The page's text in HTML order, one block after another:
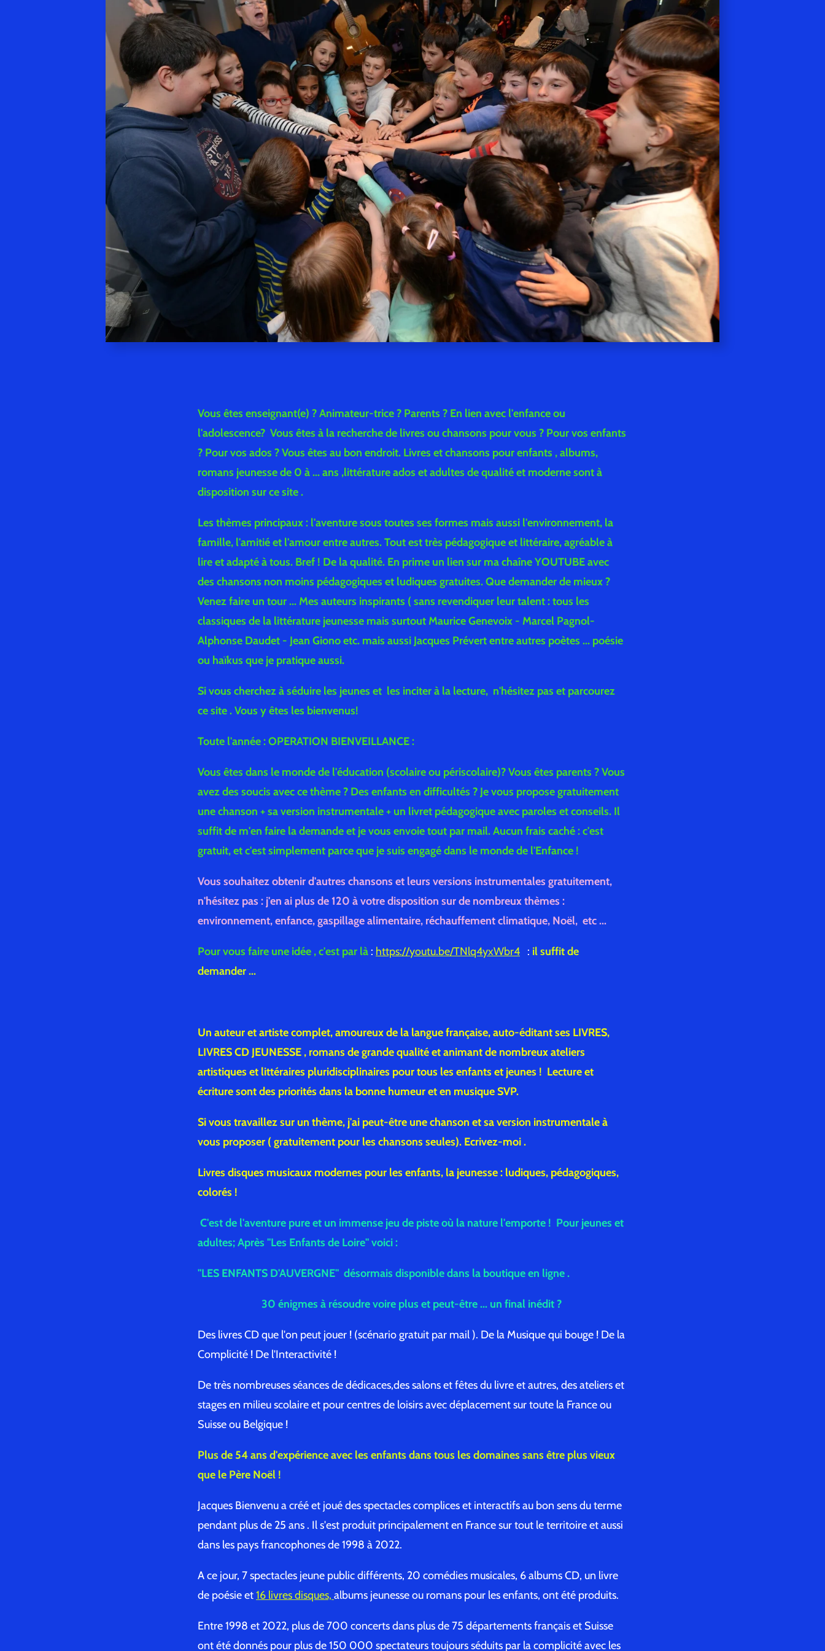
Vous êtes enseignant(e) ? Animateur-trice ? Parents ? En lien avec l'enfance ou
l'adolescence? Vous êtes à la recherche de livres ou chansons pour vous ? Pour vos enfants
? Pour vos ados ? Vous êtes au bon endroit. Livres et chansons pour enfants , albums,
romans jeunesse de 0 à ... ans ,littérature ados et adultes de qualité et moderne sont à
disposition sur ce site .
Les thèmes principaux : l'aventure sous toutes ses formes mais aussi l'environnement, la
famille, l'amitié et l'amour entre autres. Tout est très pédagogique et littéraire, agréable à
lire et adapté à tous. Bref ! De la qualité. En prime un lien sur ma chaîne YOUTUBE avec
des chansons non moins pédagogiques et ludiques gratuites. Que demander de mieux ?
Venez faire un tour ... Mes auteurs inspirants ( sans revendiquer leur talent : tous les
classiques de la littérature jeunesse mais surtout Maurice Genevoix - Marcel Pagnol-
Alphonse Daudet - Jean Giono etc. mais aussi Jacques Prévert entre autres poètes ... poésie
ou haïkus que je pratique aussi.
Si vous cherchez à séduire les jeunes et les inciter à la lecture, n'hésitez pas et parcourez
ce site . Vous y êtes les bienvenus!
Toute l'année : OPERATION BIENVEILLANCE :
Vous êtes dans le monde de l'éducation (scolaire ou périscolaire)? Vous êtes parents ? Vous
avez des soucis avec ce thème ? Des enfants en difficultés ? Je vous propose gratuitement
une chanson + sa version instrumentale + un livret pédagogique avec paroles et conseils. Il
suffit de m'en faire la demande et je vous envoie tout par mail. Aucun frais caché : c'est
gratuit, et c'est simplement parce que je suis engagé dans le monde de l'Enfance !
Vous souhaitez obtenir d'autres chansons et leurs versions instrumentales gratuitement,
n'hésitez pas : j'en ai plus de 120 à votre disposition sur de nombreux thèmes :
environnement, enfance, gaspillage alimentaire, réchauffement climatique, Noël, etc ...
Pour vous faire une idée , c'est par là : https://youtu.be/TNlq4yxWbr4 : il suffit de
demander ...
Un auteur et artiste complet, amoureux de la langue française, auto-éditant ses LIVRES,
LIVRES CD JEUNESSE , romans de grande qualité et animant de nombreux ateliers
artistiques et littéraires pluridisciplinaires pour tous les enfants et jeunes ! Lecture et
écriture sont des priorités dans la bonne humeur et en musique SVP.
Si vous travaillez sur un thème, j'ai peut-être une chanson et sa version instrumentale à
vous proposer ( gratuitement pour les chansons seules). Ecrivez-moi .
Livres disques musicaux modernes pour les enfants, la jeunesse : ludiques, pédagogiques,
colorés !
C'est de l'aventure pure et un immense jeu de piste où la nature l'emporte ! Pour jeunes et
adultes; Après "Les Enfants de Loire" voici :
"LES ENFANTS D'AUVERGNE" désormais disponible dans la boutique en ligne .
30 énigmes à résoudre voire plus et peut-être ... un final inédit ?
Des livres CD que l'on peut jouer ! (scénario gratuit par mail ). De la Musique qui bouge ! De la
Complicité ! De l'Interactivité !
De très nombreuses séances de dédicaces,des salons et fêtes du livre et autres, des ateliers et
stages en milieu scolaire et pour centres de loisirs avec déplacement sur toute la France ou
Suisse ou Belgique !
Plus de 54 ans d'expérience avec les enfants dans tous les domaines sans être plus vieux
que le Père Noël !
Jacques Bienvenu a créé et joué des spectacles complices et interactifs au bon sens du terme
pendant plus de 25 ans . Il s'est produit principalement en France sur tout le territoire et aussi
dans les pays francophones de 1998 à 2022.
A ce jour, 7 spectacles jeune public différents, 20 comédies musicales, 6 albums CD, un livre
de poésie et16 livres disques, albums jeunesse ou romans pour les enfants, ont été produits.
Entre 1998 et 2022, plus de 700 concerts dans plus de 75 départements français et Suisse
ont été donnés pour plus de 150 000 spectateurs toujours séduits par la complicité avec les